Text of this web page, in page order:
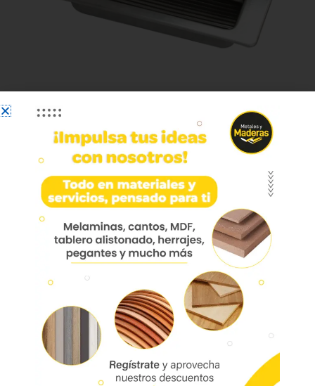
Manija 972 Acero 201 De
Incrustar 110mm
Manija 972 Acero 201 De Incrustar 110mm
Hma972-00
Aplicación: Escritorios, comedor, centros de
entretenimiento, cocina, mueble de baño, oficina.
Código:
05362
Referencia:
HMA972-00